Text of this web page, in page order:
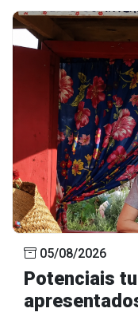
05/08/2026
Potenciais